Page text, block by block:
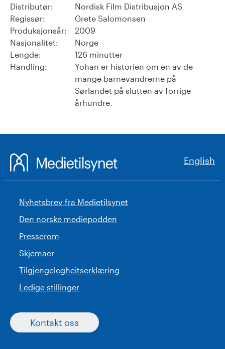
Distributør:
Nordisk Film Distribusjon AS
Regissør:
Grete Salomonsen
Produksjonsår:
2009
Nasjonalitet:
Norge
Lengde:
126 minutter
Handling:
Yohan er historien om en av de
mange barnevandrerne på
Sørlandet på slutten av forrige
århundre.
English
Nyhetsbrev fra Medietilsynet
Den norske mediepodden
Presserom
Skjemaer
Tilgjengelegheitserklæring
Ledige stillinger
Kontakt oss